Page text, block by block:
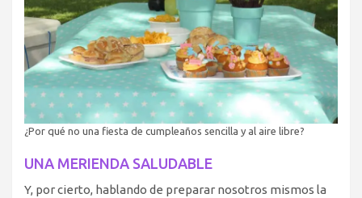
¿Por qué no una fiesta de cumpleaños sencilla y al aire libre?
UNA MERIENDA SALUDABLE
Y, por cierto, hablando de preparar nosotros mismos la